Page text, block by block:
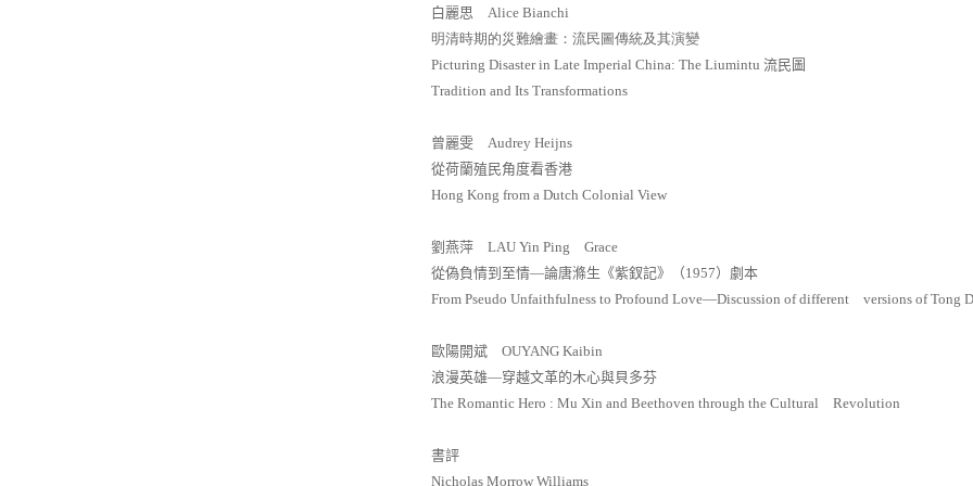
白麗思 Alice Bianchi
明清時期的災難繪畫：流民圖傳統及其演變
Picturing Disaster in Late Imperial China: The Liumintu 流民圖
Tradition and Its Transformations
曾麗雯 Audrey Heijns
從荷蘭殖民角度看香港
Hong Kong from a Dutch Colonial View
劉燕萍 LAU Yin Ping
Grace
從偽負情到至情—論唐滌生《紫釵記》（1957）劇本
From Pseudo Unfaithfulness to Profound Love—Discussion of different
versions of Tong
歐陽開斌 OUYANG Kaibin
浪漫英雄—穿越文革的木心與貝多芬
The Romantic Hero : Mu Xin and Beethoven through the Cultural
Revolution
書評
Nicholas Morrow Williams